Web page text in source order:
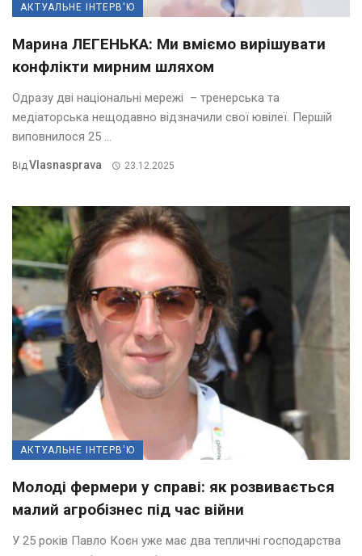
АКТУАЛЬНЕ ІНТЕРВ'Ю
Марина ЛЕГЕНЬКА: Ми вміємо вирішувати
конфлікти мирним шляхом
Одразу дві національні мережі – тренерська та
медіаторська нещодавно відзначили свої ювілеї. Першій
виповнилося 25 ...
ВідVlasnasprava 23.12.2025
АКТУАЛЬНЕ ІНТЕРВ'Ю
Молоді фермери у справі: як розвивається
малий агробізнес під час війни
У 25 років Павло Коєн уже має два тепличні господарства